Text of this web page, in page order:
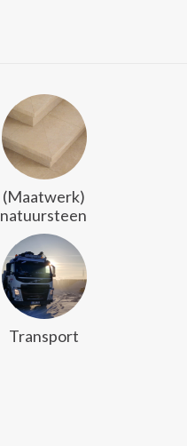
(Maatwerk)
natuursteen
Transport